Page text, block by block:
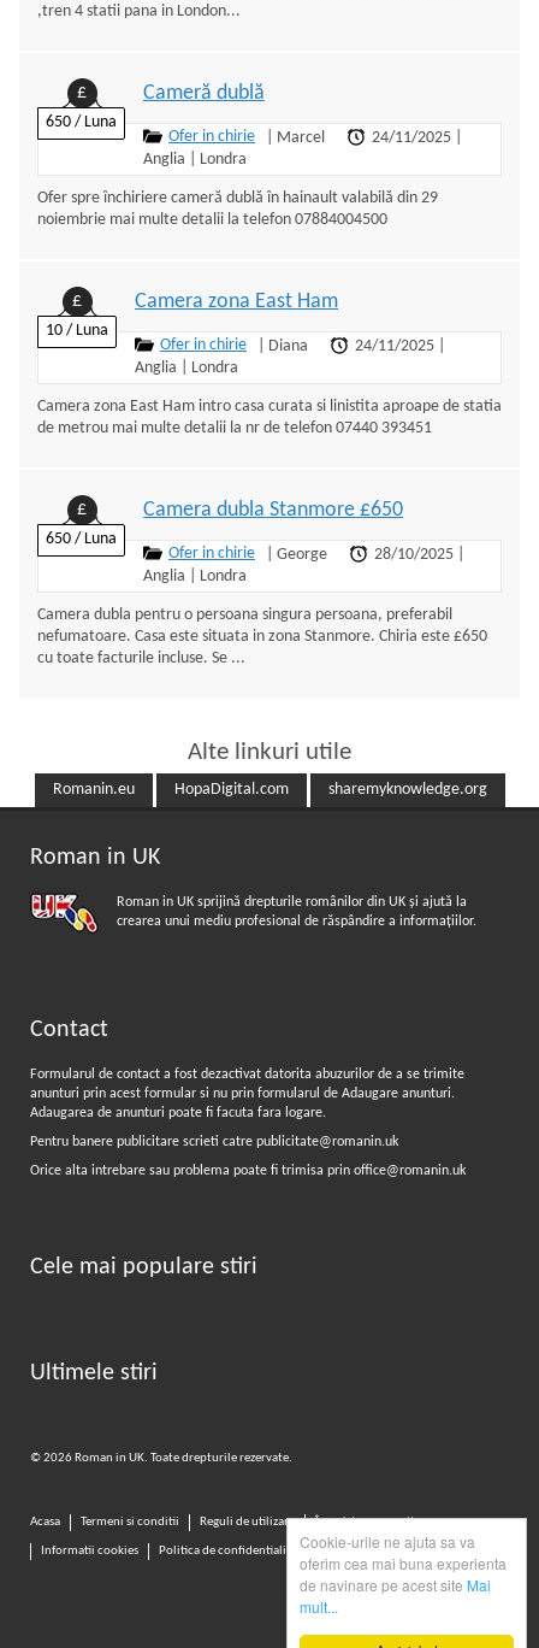
Cookie-urile ne ajuta sa va
oferim cea mai buna experienta
de navinare pe acest site Mai
mult...
,tren 4 statii pana in London...
£
650 / Luna
Cameră dublă
Ofer in chirie Marcel 24/11/2025
Anglia
Londra
Ofer spre închiriere cameră dublă în hainault valabilă din 29
noiembrie mai multe detalii la telefon 07884004500
£
10 / Luna
Camera zona East Ham
Ofer in chirie Diana 24/11/2025
Anglia
Londra
Camera zona East Ham intro casa curata si linistita aproape de statia
de metrou mai multe detalii la nr de telefon 07440 393451
£
650 / Luna
Camera dubla Stanmore £650
Ofer in chirie George 28/10/2025
Anglia
Londra
Camera dubla pentru o persoana singura persoana, preferabil
nefumatoare. Casa este situata in zona Stanmore. Chiria este £650
cu toate facturile incluse. Se ...
Alte linkuri utile
Romanin.eu HopaDigital.com sharemyknowledge.org
Roman in UK
Roman in UK sprijină drepturile românilor din UK şi ajută la
crearea unui mediu profesional de răspândire a informaţiilor.
Contact
Formularul de contact a fost dezactivat datorita abuzurilor de a se trimite
anunturi prin acest formular si nu prin formularul de Adaugare anunturi.
Adaugarea de anunturi poate fi facuta fara logare.
Pentru banere publicitare scrieti catre publicitate@romanin.uk
Orice alta intrebare sau problema poate fi trimisa prin office@romanin.uk
Cele mai populare stiri
Ultimele stiri
© 2026 Roman in UK. Toate drepturile rezervate.
Acasa Termeni si conditii Reguli de utilizare Înregistrarea pe site
Informatii cookies Politica de confidentialitate